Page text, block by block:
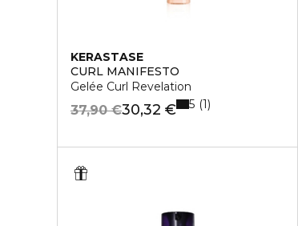
KERASTASE
CURL MANIFESTO
Gelée Curl Revelation
30,32 €
37,90 € 5 1